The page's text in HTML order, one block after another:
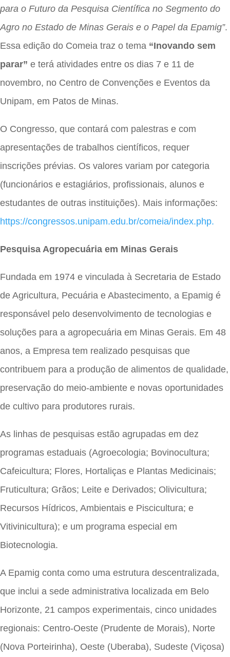
para o Futuro da Pesquisa Científica no Segmento do
Agro no Estado de Minas Gerais e o Papel da Epamig”.
Essa edição do Comeia traz o tema “Inovando sem
parar” e terá atividades entre os dias 7 e 11 de
novembro, no Centro de Convenções e Eventos da
Unipam, em Patos de Minas.
O Congresso, que contará com palestras e com
apresentações de trabalhos científicos, requer
inscrições prévias. Os valores variam por categoria
(funcionários e estagiários, profissionais, alunos e
estudantes de outras instituições). Mais informações:
https://congressos.unipam.edu.br/comeia/index.php.
Pesquisa Agropecuária em Minas Gerais
Fundada em 1974 e vinculada à Secretaria de Estado
de Agricultura, Pecuária e Abastecimento, a Epamig é
responsável pelo desenvolvimento de tecnologias e
soluções para a agropecuária em Minas Gerais. Em 48
anos, a Empresa tem realizado pesquisas que
contribuem para a produção de alimentos de qualidade,
preservação do meio-ambiente e novas oportunidades
de cultivo para produtores rurais.
As linhas de pesquisas estão agrupadas em dez
programas estaduais (Agroecologia; Bovinocultura;
Cafeicultura; Flores, Hortaliças e Plantas Medicinais;
Fruticultura; Grãos; Leite e Derivados; Olivicultura;
Recursos Hídricos, Ambientais e Piscicultura; e
Vitivinicultura); e um programa especial em
Biotecnologia.
A Epamig conta como uma estrutura descentralizada,
que inclui a sede administrativa localizada em Belo
Horizonte, 21 campos experimentais, cinco unidades
regionais: Centro-Oeste (Prudente de Morais), Norte
(Nova Porteirinha), Oeste (Uberaba), Sudeste (Viçosa)